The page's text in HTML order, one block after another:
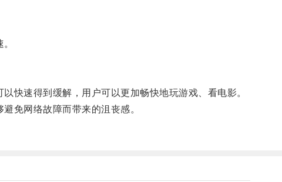
速得到缓解，用户可以更加畅快地玩游戏、看电影。
免网络故障而带来的沮丧感。